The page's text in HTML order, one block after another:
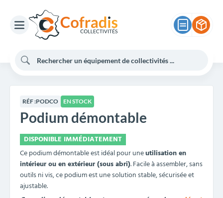
RÉF :PODCO EN STOCK
Podium démontable
DISPONIBLE IMMÉDIATEMENT
Ce podium démontable est idéal pour uneutilisation en
intérieur ou en extérieur (sous abri). Facile à assembler, sans
outils ni vis, ce podium est une solution stable, sécurisée et
ajustable.